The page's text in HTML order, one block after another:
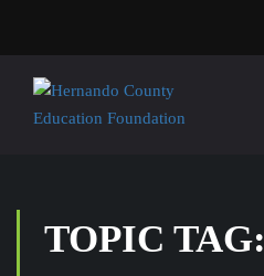
TOPIC TAG: